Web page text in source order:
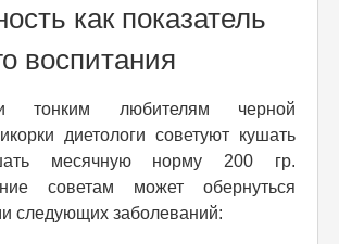
как показатель
воспитания
тонким любителям черной
диетологи советуют кушать
месячную норму 200 гр.
советам может обернуться
следующих заболеваний: